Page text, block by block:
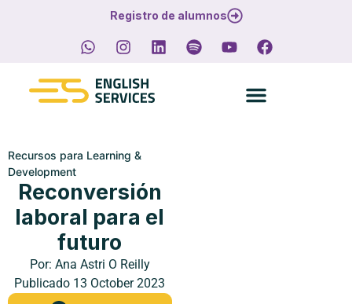
Registro de alumnos
Recursos para Learning &
Development
Reconversión
laboral para el
futuro
Por: Ana Astri O Reilly
Publicado 13 October 2023